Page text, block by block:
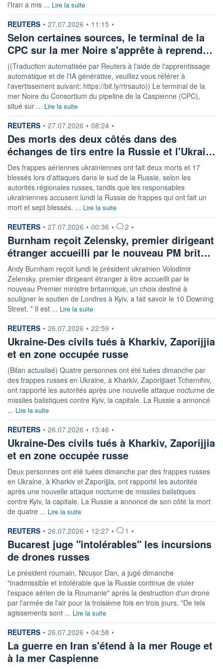
l'Iran a mis ... Lire la suite
information fournie par
REUTERS • 27.07.2026 • 11:15 •
Selon certaines sources, le terminal de la
CPC sur la mer Noire s'apprête à reprend…
((Traduction automatisée par Reuters à l'aide de l'apprentissage
automatique et de l'IA générative, veuillez vous référer à
l'avertissement suivant: https://bit.ly/rtrsauto)) Le terminal de la
mer Noire du Consortium du pipeline de la Caspienne (CPC),
situé sur ... Lire la suite
information fournie par
REUTERS • 27.07.2026 • 08:24 •
Des morts des deux côtés dans des
échanges de tirs entre la Russie et l'Ukrai…
Des frappes aériennes ukrainiennes ont fait deux morts et 17
blessés lors d'attaques dans le sud de la Russie, selon les
autorités régionales russes, tandis que les responsables
ukrainiennes accusent lundi la Russie de frappes qui ont fait un
mort et sept blessés. ... Lire la suite
information fournie par
REUTERS • 27.07.2026 • 00:36 • 2 •
Burnham reçoit Zelensky, premier dirigeant
étranger accueilli par le nouveau PM brit…
Andy Burnham reçoit lundi le président ukrainien Volodimir
Zelensky, premier dirigeant étranger à être accueilli par le
nouveau Premier ministre britannique, un choix destiné à
souligner le soutien de Londres à Kyiv, a fait savoir le 10 Downing
Street. * Il est ... Lire la suite
information fournie par
REUTERS • 26.07.2026 • 22:59 •
Ukraine-Des civils tués à Kharkiv, Zaporijjia
et en zone occupée russe
(Bilan actualisé) Quatre personnes ont été tuées dimanche par
des frappes russes en Ukraine, à Kharkiv, Zaporijjiaet Tchernihiv,
ont rapporté les autorités après une nouvelle attaque nocturne de
missiles balistiques contre Kyiv, la capitale. La Russie a annoncé
... Lire la suite
information fournie par
REUTERS • 26.07.2026 • 13:46 •
Ukraine-Des civils tués à Kharkiv, Zaporijjia
et en zone occupée russe
Deux personnes ont été tuées dimanche par des frappes russes
en Ukraine, à Kharkiv et Zaporijjia, ont rapporté les autorités
après une nouvelle attaque nocturne de missiles balistiques
contre Kyiv, la capitale. La Russie a annoncé de son côté la mort
de quatre ... Lire la suite
information fournie par
REUTERS • 26.07.2026 • 12:27 • 1 •
Bucarest juge "intolérables" les incursions
de drones russes
Le président roumain, Nicușor Dan, a jugé dimanche
"inadmissible et intolérable que la Russie continue de violer
l'espace aérien de la Roumanie" après la destruction d'un drone
par l'armée de l'air pour la troisième fois en trois jours. "De tels
agissements sont ... Lire la suite
information fournie par
REUTERS • 26.07.2026 • 04:58 •
La guerre en Iran s'étend à la mer Rouge et
à la mer Caspienne